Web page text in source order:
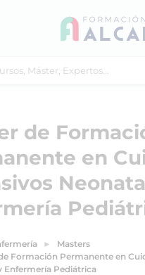
de
en
Masters
Formación Permanente en
Enfermería Pediátrica